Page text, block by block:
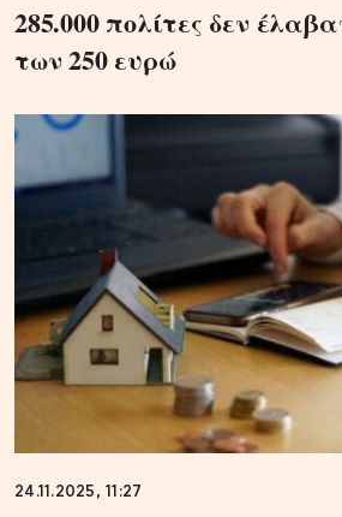
285.000 πολίτες δεν
των 250 ευρώ
24.11.2025, 11:27